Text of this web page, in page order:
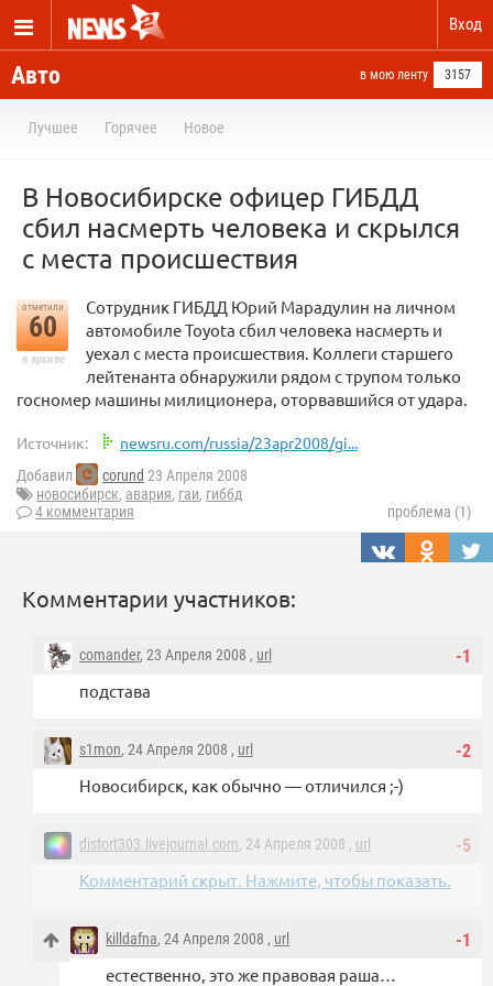
Вход
Авто в мою ленту 3157
Лучшее Горячее Новое
В Новосибирске офицер ГИБДД
сбил насмерть человека и скрылся
с места происшествия
отметили
60
в архиве
Сотрудник ГИБДД Юрий Марадулин на личном
автомобиле Toyota сбил человека насмерть и
уехал с места происшествия. Коллеги старшего
лейтенанта обнаружили рядом с трупом только
госномер машины милиционера, оторвавшийся от удара.
Источник: newsru.com/russia/23apr2008/gi...
Добавил corund 23 Апреля 2008
новосибирск, авария, гаи, гиббд
4 комментария
проблема (1)
Комментарии участников:
-1
comander, 23 Апреля 2008 , url
подстава
-2
s1mon, 24 Апреля 2008 , url
Новосибирск, как обычно — отличился ;-)
-5
distort303.livejournal.com, 24 Апреля 2008 , url
Комментарий скрыт. Нажмите, чтобы показать.
-1
killdafna, 24 Апреля 2008 , url
естественно, это же правовая раша…